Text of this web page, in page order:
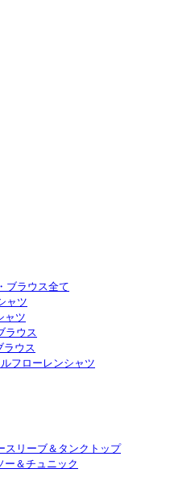
ブラウス全て
ャツ
ャツ
ラウス
ラウス
フローレンシャツ
スリーブ＆タンクトップ
ー＆チュニック